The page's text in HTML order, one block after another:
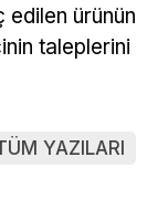
edilen ürünün
taleplerini
YAZILARI